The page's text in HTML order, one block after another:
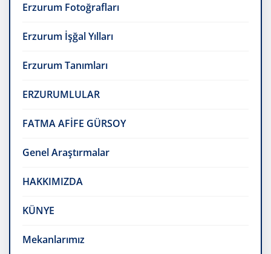
Erzurum Fotoğrafları
Erzurum İşğal Yılları
Erzurum Tanımları
ERZURUMLULAR
FATMA AFİFE GÜRSOY
Genel Araştırmalar
HAKKIMIZDA
KÜNYE
Mekanlarımız